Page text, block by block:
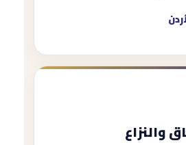
والنزاع